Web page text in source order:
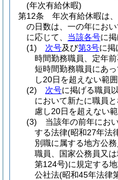
(年次有給休暇)
第12条
年次有給休暇は
の日数は、一の年におい
に応じて、 当該各号に
(1)
次号及び第3号に
時間勤務職員、定年
短時間勤務職員にあ
し20日を超えない範
(2)
次号に掲げる職員
において新たに職員
慮し20日を超えない
(3)
当該年の前年にお
する法律(昭和27年法
別職に属する地方公
職員、国家公務員又
第124号)に規定する
公社法(昭和45年法律